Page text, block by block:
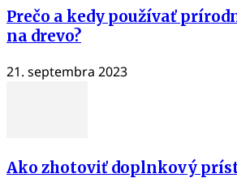
Prečo a kedy používať
na drevo?
21. septembra 2023
Ako zhotoviť doplnkový